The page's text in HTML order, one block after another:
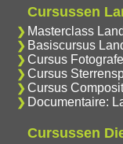
Cursussen
Masterclass
Basiscursus
Cursus
Cursus
Cursus
Documentaire:
Cursussen